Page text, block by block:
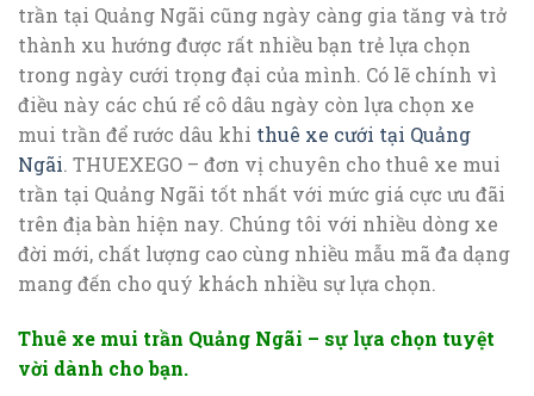
trần tại Quảng Ngãi cũng ngày càng gia tăng và trở
thành xu hướng được rất nhiều bạn trẻ lựa chọn
trong ngày cưới trọng đại của mình. Có lẽ chính vì
điều này các chú rể cô dâu ngày còn lựa chọn xe
mui trần để rước dâu khi thuê xe cưới tại Quảng
Ngãi. THUEXEGO – đơn vị chuyên cho thuê xe mui
trần tại Quảng Ngãi tốt nhất với mức giá cực ưu đãi
trên địa bàn hiện nay. Chúng tôi với nhiều dòng xe
đời mới, chất lượng cao cùng nhiều mẫu mã đa dạng
mang đến cho quý khách nhiều sự lựa chọn.
Thuê xe mui trần Quảng Ngãi – sự lựa chọn tuyệt
vời dành cho bạn.